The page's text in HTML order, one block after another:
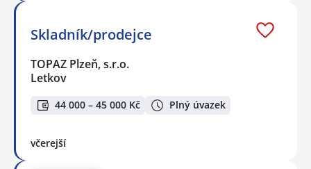
Skladník/prodejce
TOPAZ Plzeň, s.r.o.
Letkov
44 000 – 45 000 Kč Plný úvazek
včerejší